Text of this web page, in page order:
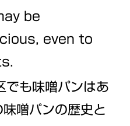
be
even to
でも味噌パンはあ
噌パンの歴史と